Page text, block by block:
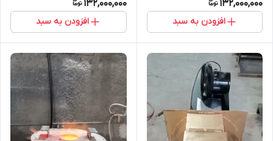
132,000,000
افزودن به سبد
132,000,000
افزودن به سبد